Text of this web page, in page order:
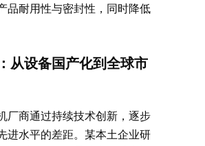
品耐用性与密封性，同时降低
从设备国产化到全球市
厂商通过持续技术创新，逐步
进水平的差距。某本土企业研